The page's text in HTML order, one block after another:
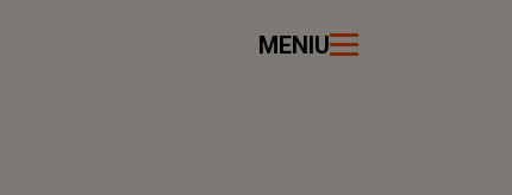
MENIU